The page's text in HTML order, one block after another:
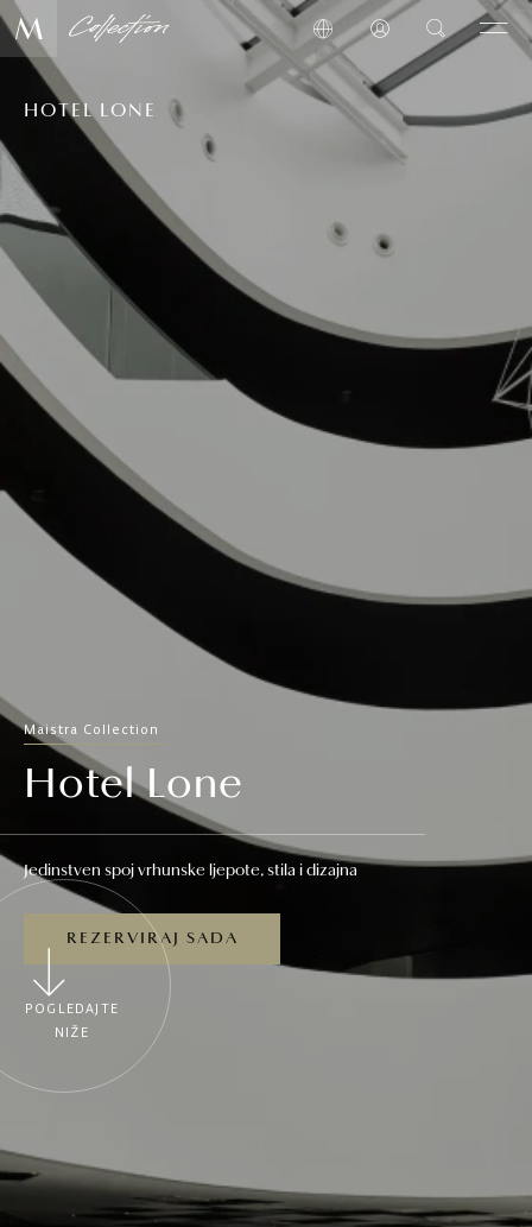
HOTEL LONE
Maistra Collection
Hotel Lone
Jedinstven spoj vrhunske ljepote, stila i dizajna
REZERVIRAJ SADA
POGLEDAJTE
NIŽE